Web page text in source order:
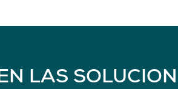
LAS